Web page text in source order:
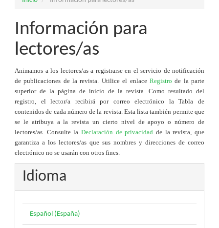
Información para
lectores/as
Animamos a los lectores/as a registrarse en el servicio de notificación
de publicaciones de la revista. Utilice el enlace Registro de la parte
superior de la página de inicio de la revista. Como resultado del
registro, el lector/a recibirá por correo electrónico la Tabla de
contenidos de cada número de la revista. Esta lista también permite que
se le atribuya a la revista un cierto nivel de apoyo o número de
lectores/as. Consulte la Declaración de privacidad de la revista, que
garantiza a los lectores/as que sus nombres y direcciones de correo
electrónico no se usarán con otros fines.
Idioma
Español (España)